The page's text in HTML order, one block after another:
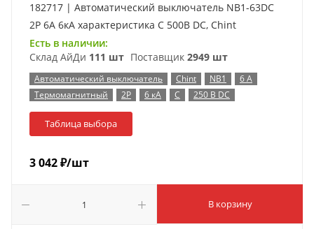
182717 | Автоматический выключатель NB1-63DC
2P 6А 6кА характеристика C 500В DC, Chint
Есть в наличии:
Склад АйДи 111 шт Поставщик 2949 шт
Автоматический выключатель Chint NB1
6 А
Термомагнитный
2P 6 кА C 250 В DC
Таблица выбора
3 042₽/шт
В корзину